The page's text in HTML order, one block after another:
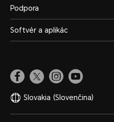
Podpora
Softvér a aplikác
Slovakia (Slovenčina)